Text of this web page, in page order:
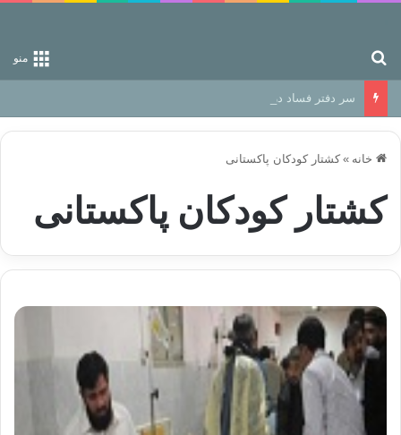
منو
سر دفتر فساد در زمین‌، دوری وکناره‌گیری از راه خداست‌!
خانه » کشتار کودکان پاکستانی
کشتار کودکان پاکستانی